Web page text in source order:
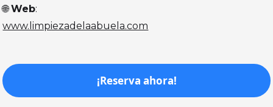
🌐Web:
www.limpiezadelaabuela.com
¡Reserva ahora!